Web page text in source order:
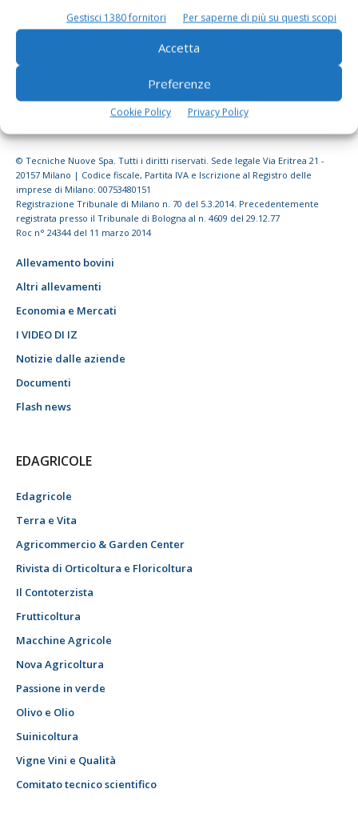
Gestisci 1380 fornitori Per saperne di più su questi scopi
Accetta
Preferenze
Cookie Policy Privacy Policy
© Tecniche Nuove Spa. Tutti i diritti riservati. Sede legale Via Eritrea 21 -
20157 Milano | Codice fiscale, Partita IVA e Iscrizione al Registro delle
imprese di Milano: 00753480151
Registrazione Tribunale di Milano n. 70 del 5.3.2014. Precedentemente
registrata presso il Tribunale di Bologna al n. 4609 del 29.12.77
Roc n° 24344 del 11 marzo 2014
Allevamento bovini
Altri allevamenti
Economia e Mercati
I VIDEO DI IZ
Notizie dalle aziende
Documenti
Flash news
EDAGRICOLE
Edagricole
Terra e Vita
Agricommercio & Garden Center
Rivista di Orticoltura e Floricoltura
Il Contoterzista
Frutticoltura
Macchine Agricole
Nova Agricoltura
Passione in verde
Olivo e Olio
Suinicoltura
Vigne Vini e Qualità
Comitato tecnico scientifico